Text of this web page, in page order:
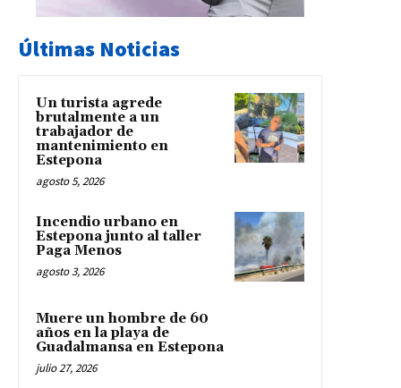
Últimas Noticias
Un turista agrede
brutalmente a un
trabajador de
mantenimiento en
Estepona
agosto 5, 2026
Incendio urbano en
Estepona junto al taller
Paga Menos
agosto 3, 2026
Muere un hombre de 60
años en la playa de
Guadalmansa en Estepona
julio 27, 2026